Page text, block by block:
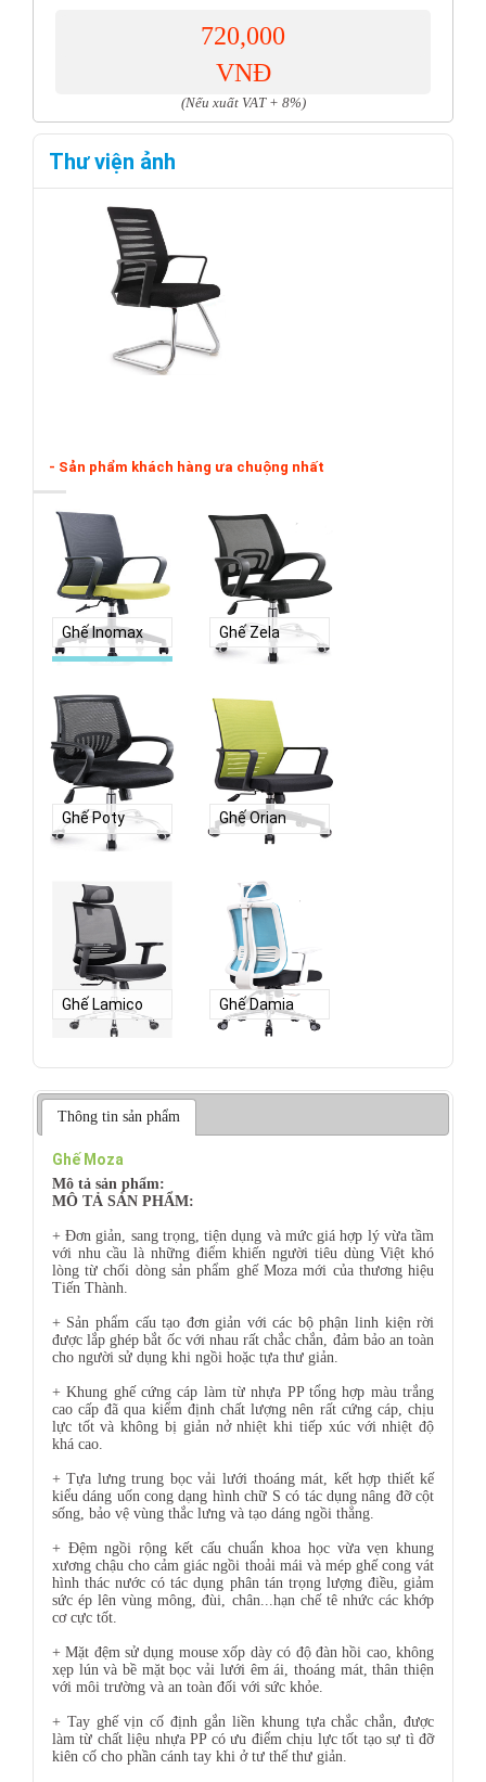
720,000
VNĐ
(Nếu xuất VAT + 8%)
Thư viện ảnh
- Sản phẩm khách hàng ưa chuộng nhất
Ghế Inomax Ghế Zela
Ghế Poty Ghế Orian
Ghế Lamico Ghế Damia
Thông tin sản phẩm
Ghế Moza
Mô tả sản phẩm:
MÔ TẢ SẢN PHẨM:
+ Đơn giản, sang trọng, tiện dụng và mức giá hợp lý vừa tầm
với nhu cầu là những điểm khiến người tiêu dùng Việt khó
lòng từ chối dòng sản phẩm ghế Moza mới của thương hiệu
Tiến Thành.
+ Sản phẩm cấu tạo đơn giản với các bộ phận linh kiện rời
được lắp ghép bắt ốc với nhau rất chắc chắn, đảm bảo an toàn
cho người sử dụng khi ngồi hoặc tựa thư giản.
+ Khung ghế cứng cáp làm từ nhựa PP tổng hợp màu trắng
cao cấp đã qua kiểm định chất lượng nên rất cứng cáp, chịu
lực tốt và không bị giản nở nhiệt khi tiếp xúc với nhiệt độ
khá cao.
+ Tựa lưng trung bọc vải lưới thoáng mát, kết hợp thiết kế
kiểu dáng uốn cong dạng hình chữ S có tác dụng nâng đỡ cột
sống, bảo vệ vùng thắc lưng và tạo dáng ngồi thẳng.
+ Đệm ngồi rộng kết cấu chuẩn khoa học vừa vẹn khung
xương chậu cho cảm giác ngồi thoải mái và mép ghế cong vát
hình thác nước có tác dụng phân tán trọng lượng điều, giảm
sức ép lên vùng mông, đùi, chân...hạn chế tê nhức các khớp
cơ cực tốt.
+ Mặt đệm sử dụng mouse xốp dày có độ đàn hồi cao, không
xẹp lún và bề mặt bọc vải lưới êm ái, thoáng mát, thân thiện
với môi trường và an toàn đối với sức khỏe.
+ Tay ghế vịn cố định gắn liền khung tựa chắc chắn, được
làm từ chất liệu nhựa PP có ưu điểm chịu lực tốt tạo sự tì đỡ
kiên cố cho phần cánh tay khi ở tư thế thư giản.